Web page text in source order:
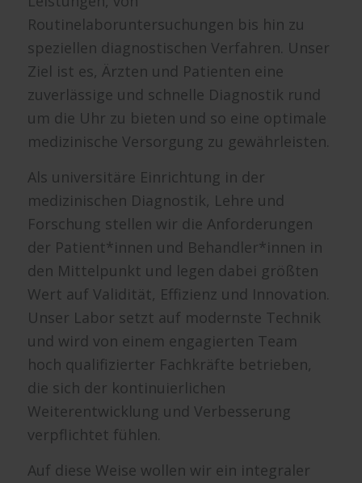
Routinelaboruntersuchungen bis hin zu
speziellen diagnostischen Verfahren. Unser
Ziel ist es, Ärzten und Patienten eine
zuverlässige und schnelle Diagnostik rund
um die Uhr zu bieten und so eine optimale
medizinische Versorgung zu gewährleisten.
Als universitäre Einrichtung in der
medizinischen Diagnostik, Lehre und
Forschung stellen wir die Anforderungen
der Patient*innen und Behandler*innen in
den Mittelpunkt und legen dabei größten
Wert auf Validität, Effizienz und Innovation.
Unser Labor setzt auf modernste Technik
und wird von einem engagierten Team
hoch qualifizierter Fachkräfte betrieben,
die sich der kontinuierlichen
Weiterentwicklung und Verbesserung
verpflichtet fühlen.
Auf diese Weise wollen wir ein integraler